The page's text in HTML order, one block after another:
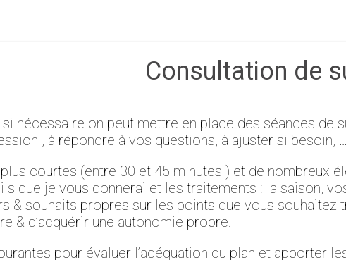
Consultation de
nécessaire on peut mettre en place des séances de
, à répondre à vos questions, à ajuster si besoin,
courtes (entre 30 et 45 minutes ) et de nombreux
que je vous donnerai et les traitements : la saison,
& souhaits propres sur les points que vous
& d’acquérir une autonomie propre.
pour évaluer l’adéquation du plan et apporter